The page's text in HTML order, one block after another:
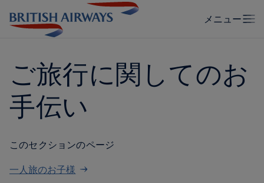
ご旅行に関してのお
手伝い
このセクションのページ
一人旅のお子様